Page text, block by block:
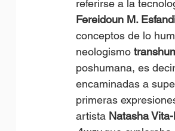
referirse a la
Fereidoun M.
conceptos de lo
neologismo
poshumana, es
encaminadas a
primeras
artista Natasha